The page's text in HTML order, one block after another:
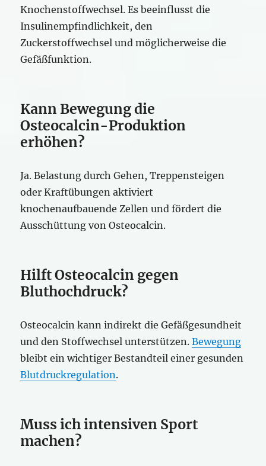
Knochenstoffwechsel. Es beeinflusst die
Insulinempfindlichkeit, den
Zuckerstoffwechsel und möglicherweise die
Gefäßfunktion.
Kann Bewegung die
Osteocalcin-Produktion
erhöhen?
Ja. Belastung durch Gehen, Treppensteigen
oder Kraftübungen aktiviert
knochenaufbauende Zellen und fördert die
Ausschüttung von Osteocalcin.
Hilft Osteocalcin gegen
Bluthochdruck?
Osteocalcin kann indirekt die Gefäßgesundheit
und den Stoffwechsel unterstützen.Bewegung
bleibt ein wichtiger Bestandteil einer gesunden
Blutdruckregulation.
Muss ich intensiven Sport
machen?